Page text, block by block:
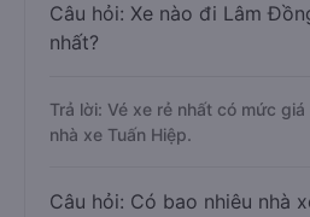
Câu hỏi: Xe nào đi Lâm
nhất?
Trả lời: Vé xe rẻ nhất có mức
nhà xe Tuấn Hiệp.
Câu hỏi: Có bao nhiêu nhà